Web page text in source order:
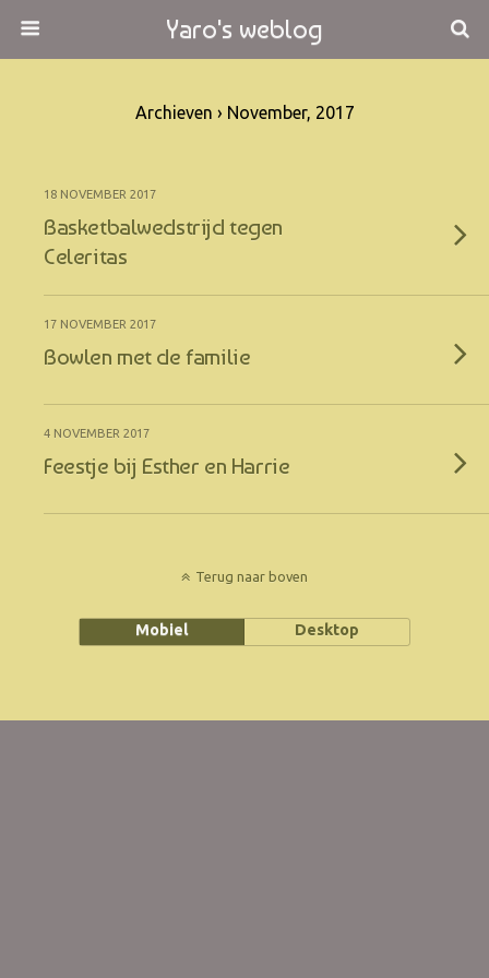
Yaro's weblog
Archieven › November, 2017
18 NOVEMBER 2017
Basketbalwedstrijd tegen
Celeritas
17 NOVEMBER 2017
Bowlen met de familie
4 NOVEMBER 2017
Feestje bij Esther en Harrie
Terug naar boven
Mobiel Desktop